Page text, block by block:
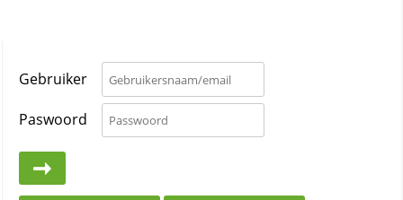
Gebruiker
Paswoord